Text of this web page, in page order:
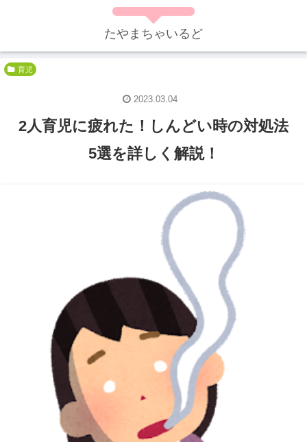
たやまちゃいるど
育児
2人育児に疲れた！しんどい時の対処法
5選を詳しく解説！
2023.03.04